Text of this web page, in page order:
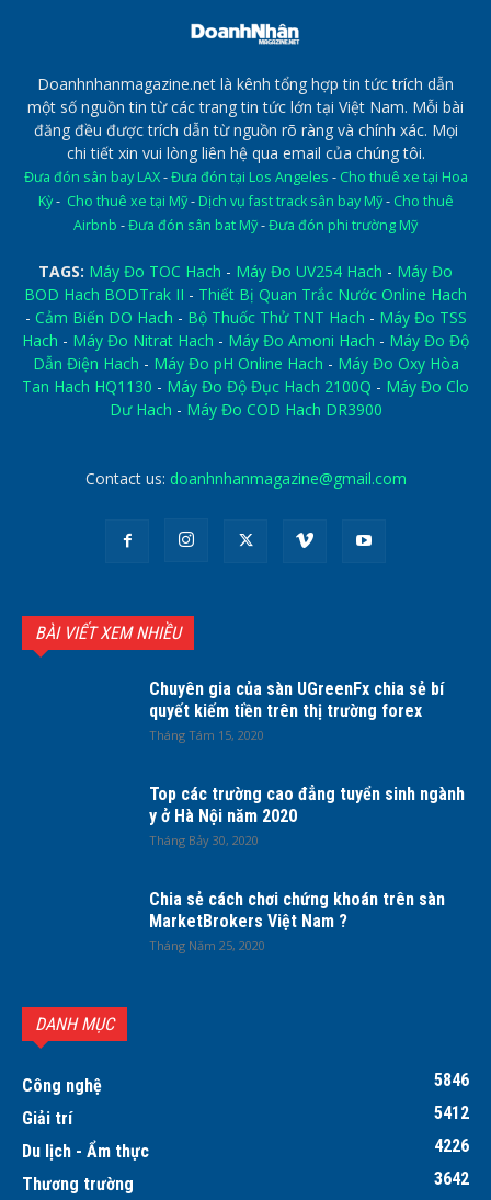
Doanhnhanmagazine.net là kênh tổng hợp tin tức trích dẫn
một số nguồn tin từ các trang tin tức lớn tại Việt Nam. Mỗi bài
đăng đều được trích dẫn từ nguồn rõ ràng và chính xác. Mọi
chi tiết xin vui lòng liên hệ qua email của chúng tôi.
Đưa đón sân bay LAX-Đưa đón tại Los Angeles - Cho thuê xe tại Hoa
Kỳ- Cho thuê xe tại Mỹ- Dịch vụ fast track sân bay Mỹ- Cho thuê
Airbnb -Đưa đón sân bat Mỹ-Đưa đón phi trường Mỹ
TAGS: Máy Đo TOC Hach - Máy Đo UV254 Hach - Máy Đo
BOD Hach BODTrak II - Thiết Bị Quan Trắc Nước Online Hach
- Cảm Biến DO Hach - Bộ Thuốc Thử TNT Hach - Máy Đo TSS
Hach - Máy Đo Nitrat Hach - Máy Đo Amoni Hach - Máy Đo Độ
Dẫn Điện Hach - Máy Đo pH Online Hach - Máy Đo Oxy Hòa
Tan Hach HQ1130 - Máy Đo Độ Đục Hach 2100Q - Máy Đo Clo
Dư Hach - Máy Đo COD Hach DR3900
Contact us: doanhnhanmagazine@gmail.com
BÀI VIẾT XEM NHIỀU
Chuyên gia của sàn UGreenFx chia sẻ bí
quyết kiếm tiền trên thị trường forex
Tháng Tám 15, 2020
Top các trường cao đẳng tuyển sinh ngành
y ở Hà Nội năm 2020
Tháng Bảy 30, 2020
Chia sẻ cách chơi chứng khoán trên sàn
MarketBrokers Việt Nam ?
Tháng Năm 25, 2020
DANH MỤC
Công nghệ
5846
Giải trí
5412
Du lịch - Ẩm thực
4226
Thương trường
3642